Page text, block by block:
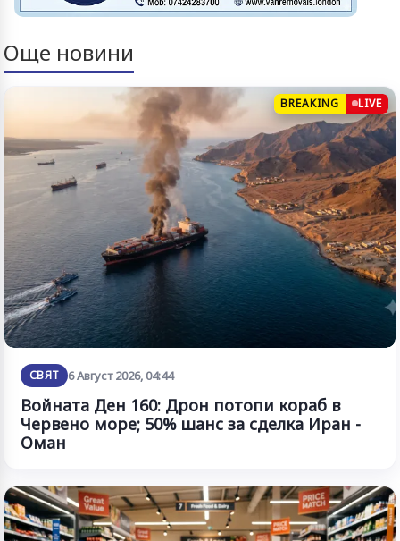
Още новини
BREAKING LIVE
СВЯТ 6 Август 2026, 04:44
Войната Ден 160: Дрон потопи кораб в
Червено море; 50% шанс за сделка Иран -
Оман